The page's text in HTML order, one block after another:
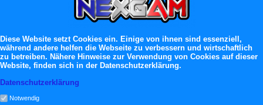
Im Forum sind zur Zeit 3023 Benutzer online
Es erwarten dich:
13.119 registrierte Mitglieder
71.049 Themen
Diese Website setzt Cookies ein. Einige von ihnen sind essenziell,
während andere helfen die Webseite zu verbessern und wirtschaftlich
zu betreiben. Nähere Hinweise zur Verwendung von Cookies auf dieser
Website, finden sich in der Datenschutzerklärung.
Datenschutzerklärung
Notwendig